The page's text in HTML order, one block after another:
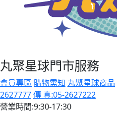
丸聚星球門市服務
會員專區 購物需知 丸聚星球商品
2627777傳 真:05-2627222
營業時間:9:30-17:30